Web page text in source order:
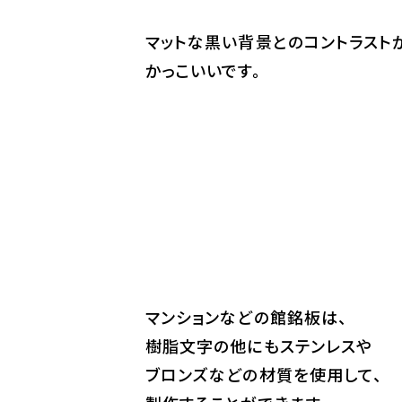
マットな黒い背景とのコントラスト
かっこいいです。
マンションなどの館銘板は、
樹脂文字の他にもステンレスや
ブロンズなどの材質を使用して、